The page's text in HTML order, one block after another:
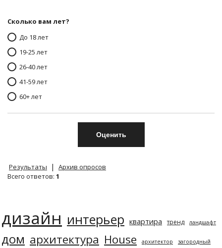
Сколько вам лет?
До 18 лет
19-25 лет
26-40 лет
41-59 лет
60+ лет
Результаты |
Архив опросов
Всего ответов: 1
дизайн интерьер квартира тренд ландшафт
дом архитектура House архитектор
загородный